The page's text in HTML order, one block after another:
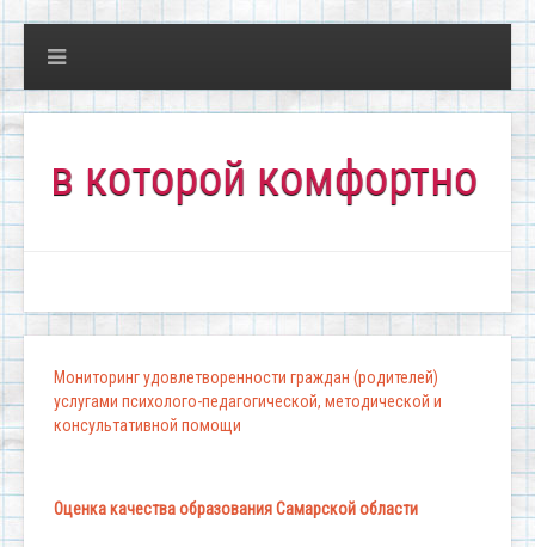
комфортно всем!"
Мониторинг удовлетворенности граждан (родителей)
услугами психолого-педагогической, методической и
консультативной помощи
Оценка качества образования Самарской области